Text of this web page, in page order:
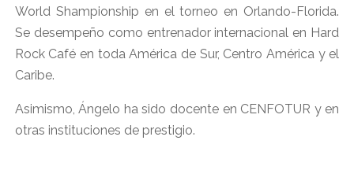
World Shampionship en el torneo en Orlando-Florida.
Se desempeño como entrenador internacional en Hard
Rock Café en toda América de Sur, Centro América y el
Caribe.
Asimismo, Ángelo ha sido docente en CENFOTUR y en
otras instituciones de prestigio.